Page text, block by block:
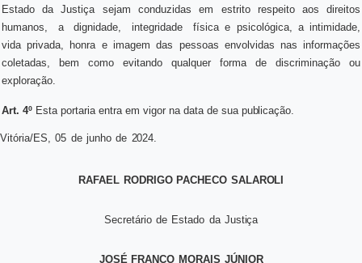
Estado da Justiça sejam conduzidas em estrito respeito aos direitos
humanos,
a dignidade, integridade
física e psicológica, a intimidade,
vida privada, honra e imagem das pessoas envolvidas nas informações
coletadas, bem como evitando qualquer forma de discriminação ou
exploração.
Art. 4ºEsta portaria entra em vigor na data de sua publicação.
Vitória/ES, 05 de junho de 2024.
RAFAEL RODRIGO PACHECO SALAROLI
Secretário de Estado da Justiça
JOSÉ FRANCO MORAIS JÚNIOR